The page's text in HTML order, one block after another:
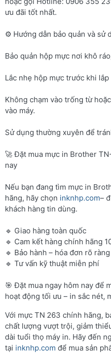
ưu đãi tốt nhất.
⚙️ Hướng dẫn bảo quản và sử
Bảo quản hộp mực nơi khô
Lắc nhẹ hộp mực trước khi
Không chạm vào trống từ
vào máy.
Sử dụng thường xuyên để
🚀 Đặt mua mực in Brother
nay
Nếu bạn đang tìm mực in
hãng, hãy chọn inknhp.com–
khách hàng tin dùng.
🔹 Giao hàng toàn quốc
🔹 Cam kết hàng chính hãng
🔹 Bảo hành – hóa đơn rõ ràng
🔹 Tư vấn kỹ thuật miễn phí
🎯 Đặt mua ngay hôm nay để
hoạt động tối ưu – in sắc nét,
Với mực TN 263 chính hãng,
chất lượng vượt trội, giảm
dài tuổi thọ máy in. Hãy đến
tại inknhp.com để mua sản